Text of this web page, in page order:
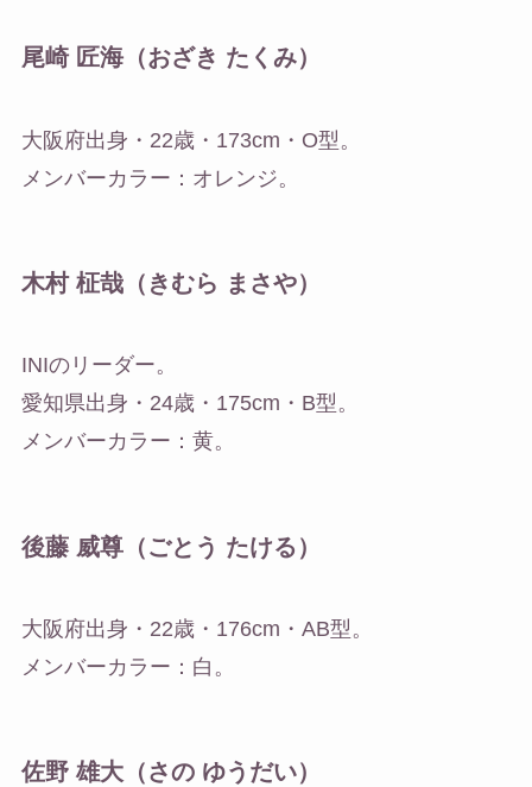
尾崎 匠海（おざき たくみ）
大阪府出身・22歳・173cm・O型。
メンバーカラー：オレンジ。
木村 柾哉（きむら まさや）
INIのリーダー。
愛知県出身・24歳・175cm・B型。
メンバーカラー：黄。
後藤 威尊（ごとう たける）
大阪府出身・22歳・176cm・AB型。
メンバーカラー：白。
佐野 雄大（さの ゆうだい）